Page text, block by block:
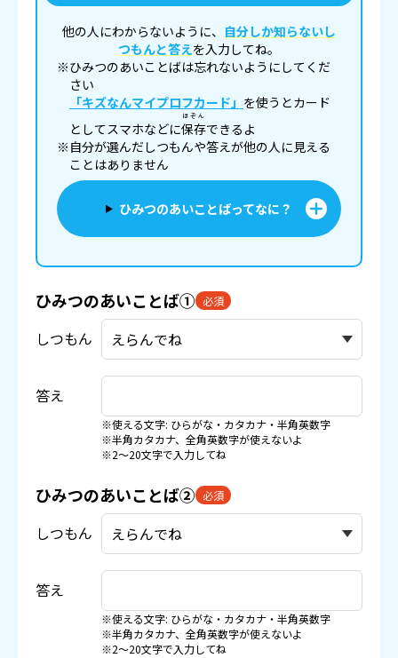
他の人にわからないように、 自分しか知らないし
つもんと答えを入力してね。
※ひみつのあいことばは忘れないようにしてくだ
さい
「キズなんマイプロフカード」 を使うとカード
としてスマホなどに保存
ほぞん
できるよ
※自分が選んだしつもんや答えが他の人に見える
ことはありません
ひみつのあいことばってなに？
ひみつのあいことば① 必須
しつもん
答え
※使える文字: ひらがな・カタカナ・半角英数字
※半角カタカナ、全角英数字が使えないよ
※2〜20文字で入力してね
ひみつのあいことば② 必須
しつもん
答え
※使える文字: ひらがな・カタカナ・半角英数字
※半角カタカナ、全角英数字が使えないよ
※2〜20文字で入力してね